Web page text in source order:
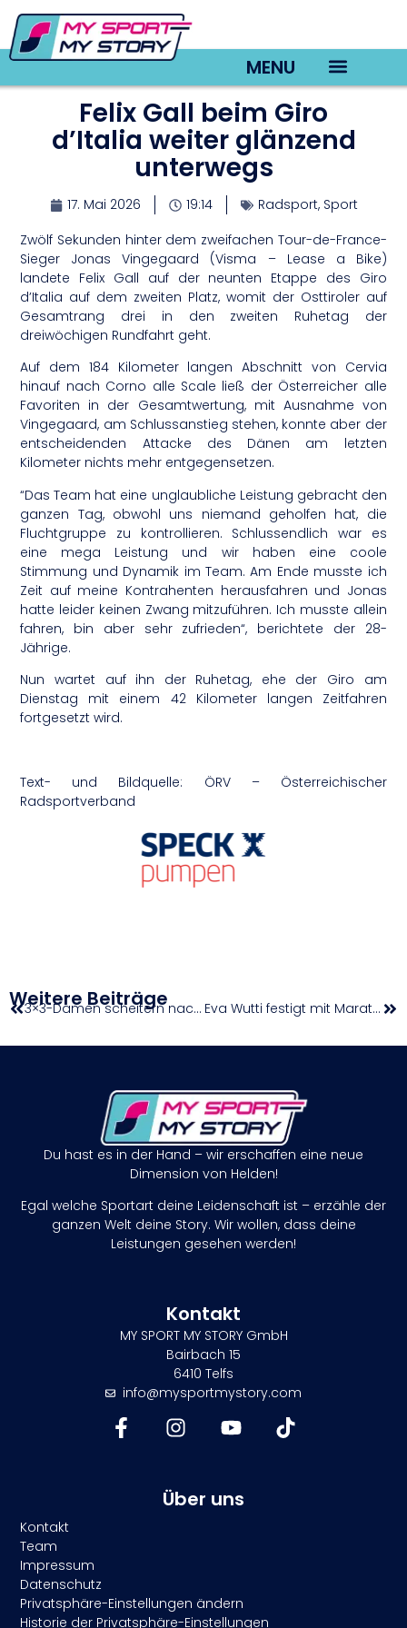
MENU
Felix Gall beim Giro
d’Italia weiter glänzend
unterwegs
17. Mai 2026 19:14 Radsport, Sport
Zwölf Sekunden hinter dem zweifachen Tour-de-France-
Sieger Jonas Vingegaard (Visma – Lease a Bike)
landete Felix Gall auf der neunten Etappe des Giro
d’Italia auf dem zweiten Platz, womit der Osttiroler auf
Gesamtrang drei in den zweiten Ruhetag der
dreiwöchigen Rundfahrt geht.
Auf dem 184 Kilometer langen Abschnitt von Cervia
hinauf nach Corno alle Scale ließ der Österreicher alle
Favoriten in der Gesamtwertung, mit Ausnahme von
Vingegaard, am Schlussanstieg stehen, konnte aber der
entscheidenden Attacke des Dänen am letzten
Kilometer nichts mehr entgegensetzen.
“Das Team hat eine unglaubliche Leistung gebracht den
ganzen Tag, obwohl uns niemand geholfen hat, die
Fluchtgruppe zu kontrollieren. Schlussendlich war es
eine mega Leistung und wir haben eine coole
Stimmung und Dynamik im Team. Am Ende musste ich
Zeit auf meine Kontrahenten herausfahren und Jonas
hatte leider keinen Zwang mitzuführen. Ich musste allein
fahren, bin aber sehr zufrieden“, berichtete der 28-
Jährige.
Nun wartet auf ihn der Ruhetag, ehe der Giro am
Dienstag mit einem 42 Kilometer langen Zeitfahren
fortgesetzt wird.
Text- und Bildquelle: ÖRV – Österreichischer
Radsportverband
Weitere Beiträge 3×3-Damen scheitern nach Overtime-Krimi im Viertelfinale Eva Wutti festigt mit Marathon-Sieg in Salzburg ihren EM-Startplatz
Du hast es in der Hand – wir erschaffen eine neue
Dimension von Helden!
Egal welche Sportart deine Leidenschaft ist – erzähle der
ganzen Welt deine Story. Wir wollen, dass deine
Leistungen gesehen werden!
Kontakt
MY SPORT MY STORY GmbH
Bairbach 15
6410 Telfs
info@mysportmystory.com
Über uns
Kontakt
Team
Impressum
Datenschutz
Privatsphäre-Einstellungen ändern
Historie der Privatsphäre-Einstellungen